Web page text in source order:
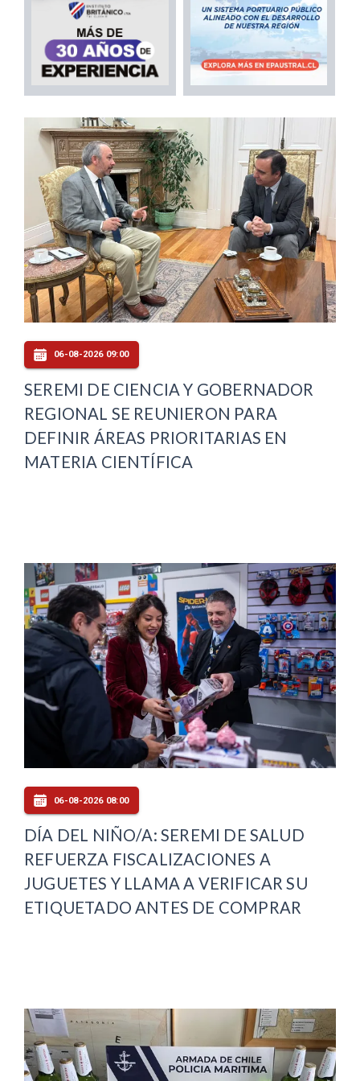
06-08-2026 09:00
SEREMI DE CIENCIA Y GOBERNADOR
REGIONAL SE REUNIERON PARA
DEFINIR ÁREAS PRIORITARIAS EN
MATERIA CIENTÍFICA
06-08-2026 08:00
DÍA DEL NIÑO/A: SEREMI DE SALUD
REFUERZA FISCALIZACIONES A
JUGUETES Y LLAMA A VERIFICAR SU
ETIQUETADO ANTES DE COMPRAR